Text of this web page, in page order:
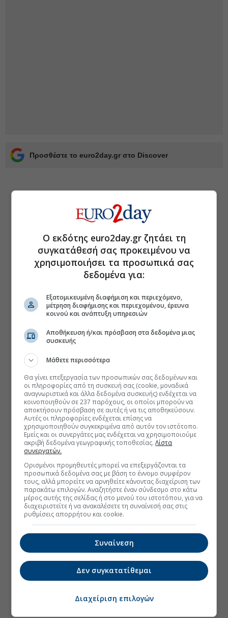
Προσθέστε το euro2day.gr στο Discover
Ο εκδότης euro2day.gr ζητάει τη
συγκατάθεσή σας προκειμένου να
χρησιμοποιήσει τα προσωπικά σας
δεδομένα για:
Εξατομικευμένη διαφήμιση και περιεχόμενο,
μέτρηση διαφήμισης και περιεχομένου, έρευνα
κοινού και ανάπτυξη υπηρεσιών
Αποθήκευση ή/και πρόσβαση στα δεδομένα μιας
συσκευής
Μάθετε περισσότερα
Θα γίνει επεξεργασία των προσωπικών σας δεδομένων και
οι πληροφορίες από τη συσκευή σας (cookie, μοναδικά
αναγνωριστικά και άλλα δεδομένα συσκευής) ενδέχεται να
κοινοποιηθούν σε 237 παρόχους, οι οποίοι μπορούν να
αποκτήσουν πρόσβαση σε αυτές ή να τις αποθηκεύσουν.
Αυτές οι πληροφορίες ενδέχεται επίσης να
χρησιμοποιηθούν συγκεκριμένα από αυτόν τον ιστότοπο.
Εμείς και οι συνεργάτες μας ενδέχεται να χρησιμοποιούμε
ακριβή δεδομένα γεωγραφικής τοποθεσίας.Λίστα
συνεργατών.
Ορισμένοι προμηθευτές μπορεί να επεξεργάζονται τα
προσωπικά δεδομένα σας με βάση το έννομο συμφέρον
τους, αλλά μπορείτε να αρνηθείτε κάνοντας διαχείριση των
παρακάτω επιλογών. Αναζητήστε έναν σύνδεσμο στο κάτω
μέρος αυτής της σελίδας ή στο μενού του ιστοτόπου, για να
διαχειριστείτε ή να ανακαλέσετε τη συναίνεσή σας στις
ρυθμίσεις απορρήτου και cookie.
Συναίνεση
Δεν συγκατατίθεμαι
Διαχείριση επιλογών